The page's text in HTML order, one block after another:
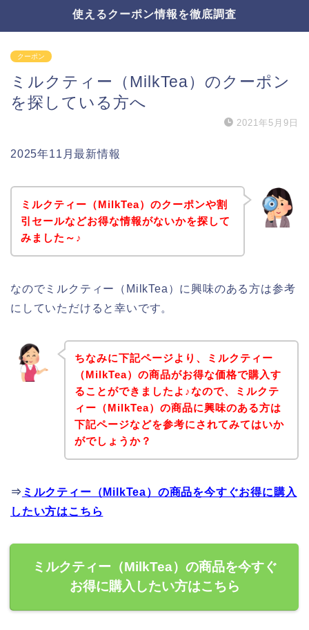
使えるクーポン情報を徹底調査
クーポン
ミルクティー（MilkTea）のクーポン
を探している方へ
2021年5月9日
2025年11月最新情報
ミルクティー（MilkTea）のクーポンや割
引セールなどお得な情報がないかを探して
みました～♪
なのでミルクティー（MilkTea）に興味のある方は参考
にしていただけると幸いです。
ちなみに下記ページより、ミルクティー
（MilkTea）の商品がお得な価格で購入す
ることができましたよ♪なので、ミルクテ
ィー（MilkTea）の商品に興味のある方は
下記ページなどを参考にされてみてはいか
がでしょうか？
⇒ ミルクティー（MilkTea）の商品を今すぐお得に購入
したい方はこちら
ミルクティー（MilkTea）の商品を今すぐ
お得に購入したい方はこちら